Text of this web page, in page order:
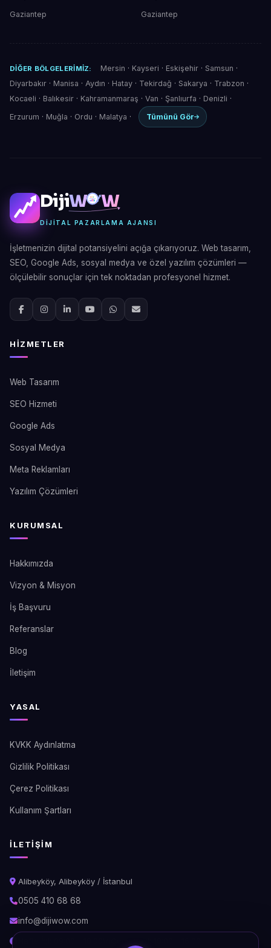
Gaziantep Gaziantep
DIĞER BÖLGELERIMIZ: Mersin · Kayseri · Eskişehir· Samsun ·
Diyarbakır · Manisa · Aydın · Hatay · Tekirdağ · Sakarya · Trabzon ·
Kocaeli · Balıkesir · Kahramanmaraş · Van · Şanlıurfa · Denizli ·
Erzurum · Muğla · Ordu · Malatya · Tümünü Gör
DijiW W
DIJITAL PAZARLAMA AJANSI
İşletmenizin dijital potansiyelini açığa çıkarıyoruz. Web tasarım,
SEO, Google Ads, sosyal medya ve özel yazılım çözümleri —
ölçülebilir sonuçlar için tek noktadan profesyonel hizmet.
HIZMETLER
Web Tasarım
SEO Hizmeti
Google Ads
Sosyal Medya
Meta Reklamları
Yazılım Çözümleri
KURUMSAL
Hakkımızda
Vizyon & Misyon
İş Başvuru
Referanslar
Blog
İletişim
YASAL
KVKK Aydınlatma
Gizlilik Politikası
Çerez Politikası
Kullanım Şartları
İLETIŞIM
Alibeyköy, Alibeyköy / İstanbul
0505 410 68 68
info@dijiwow.com